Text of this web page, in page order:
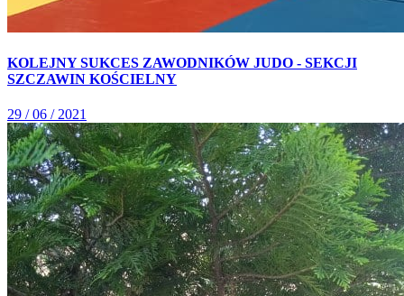
KOLEJNY SUKCES ZAWODNIKÓW JUDO - SEKCJI
SZCZAWIN KOŚCIELNY
29 / 06 / 2021